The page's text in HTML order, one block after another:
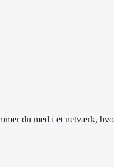
du med i et netværk,